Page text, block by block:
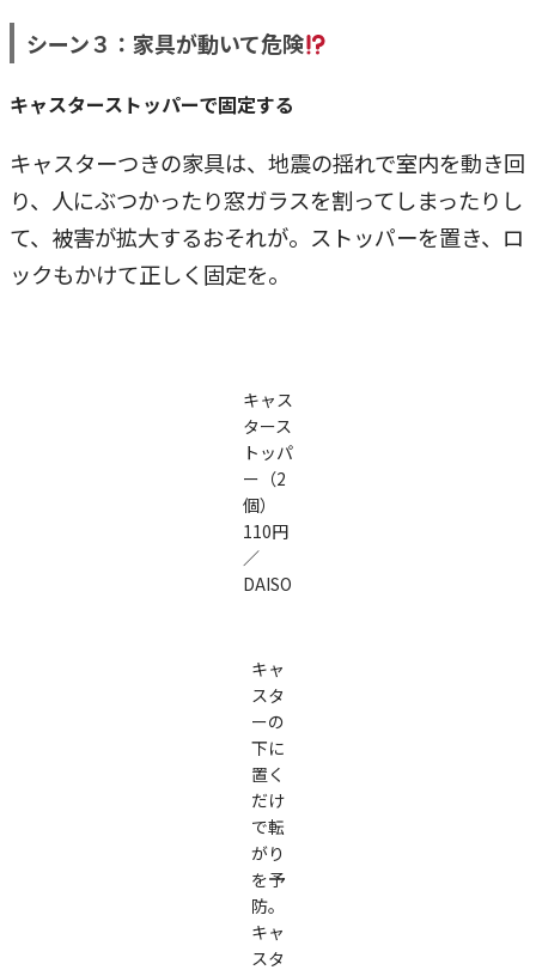
シーン３：家具が動いて危険
キャスターストッパーで固定する
キャスターつきの家具は、地震の揺れで室内を動き回
り、人にぶつかったり窓ガラスを割ってしまったりし
て、被害が拡大するおそれが。ストッパーを置き、ロ
ックもかけて正しく固定を。
キャス
タース
トッパ
ー（2
個）
110円
／
DAISO
キャ
スタ
ーの
下に
置く
だけ
で転
がり
を予
防。
キャ
スタ